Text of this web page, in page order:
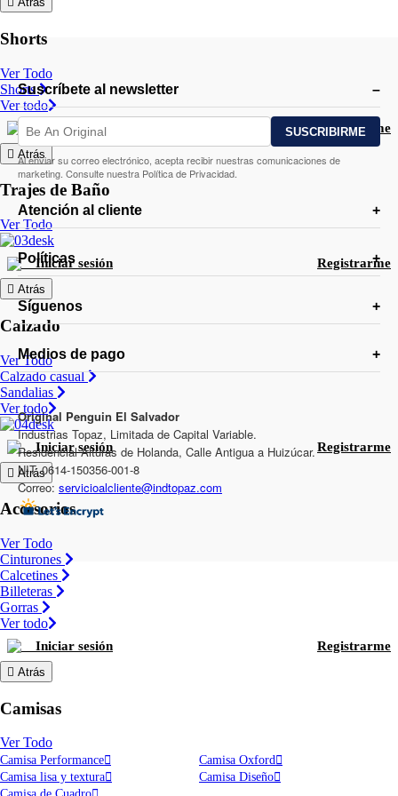
Shorts
Ver Todo
Shorts
Ver todo
Iniciar sesión Registrarme
Atrás
Trajes de Baño
Ver Todo
Iniciar sesión Registrarme
Atrás
Calzado
Ver Todo
Calzado casual
Sandalias
Ver todo
Iniciar sesión Registrarme
Atrás
Accesorios
Ver Todo
Cinturones
Calcetines
Billeteras
Gorras
Ver todo
Iniciar sesión Registrarme
Atrás
Camisas
Ver Todo
Camisa Performance
Camisa Oxford
Camisa lisa y textura
Camisa Diseño
Suscríbete al newsletter
Al enviar su correo electrónico, acepta recibir nuestras comunicaciones de
marketing. Consulte nuestra Política de Privacidad.
Atención al cliente
Políticas
Síguenos
Medios de pago
Original Penguin El Salvador
Industrias Topaz, Limitada de Capital Variable.
Residencial Alturas de Holanda, Calle Antigua a Huizúcar.
NIT: 0614-150356-001-8
Correo: servicioalcliente@indtopaz.com